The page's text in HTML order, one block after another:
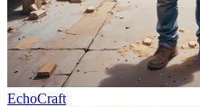
EchoCraft